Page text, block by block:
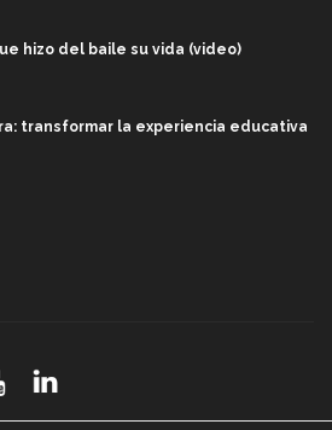
hizo del baile su vida (video)
transformar la experiencia educativa